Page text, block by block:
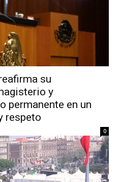
su
y
permanente en un
respeto
0